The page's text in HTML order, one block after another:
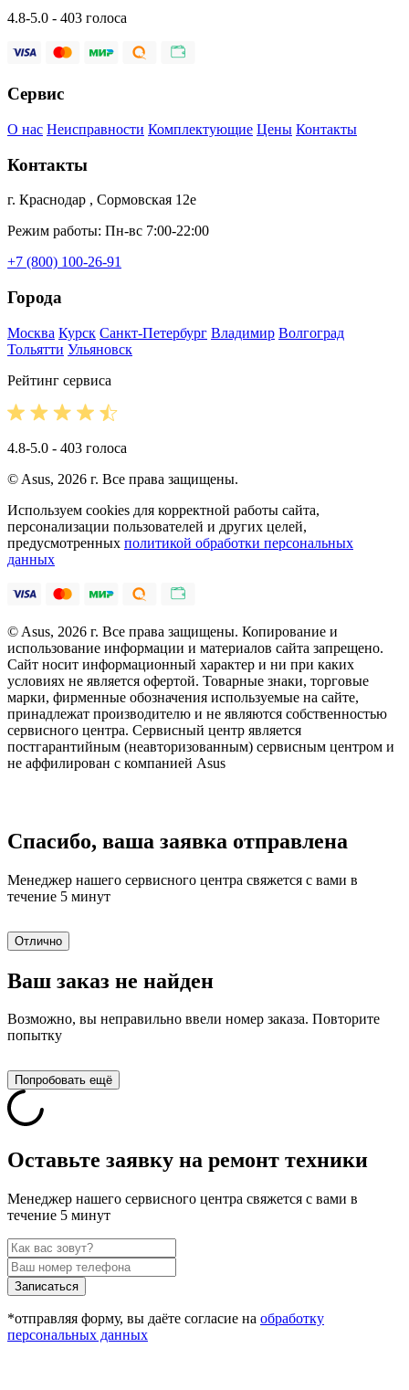
4.8-5.0 - 403 голоса
Сервис
О нас Неисправности Комплектующие Цены Контакты
Контакты
г. Краснодар , Сормовская 12е
Режим работы: Пн-вс 7:00-22:00
+7 (800) 100-26-91
Города
Москва Курск Санкт-Петербург Владимир Волгоград
Тольятти Ульяновск
Рейтинг сервиса
4.8-5.0 - 403 голоса
© Asus, 2026 г. Все права защищены.
Используем cookies для корректной работы сайта,
персонализации пользователей и других целей,
предусмотренных политикой обработки персональных
данных
© Asus, 2026 г. Все права защищены. Копирование и
использование информации и материалов сайта запрещено.
Сайт носит информационный характер и ни при каких
условиях не является офертой. Товарные знаки, торговые
марки, фирменные обозначения используемые на сайте,
принадлежат производителю и не являются собственностью
сервисного центра. Сервисный центр является
постгарантийным (неавторизованным) сервисным центром и
не аффилирован с компанией Asus
Спасибо, ваша заявка отправлена
Менеджер нашего сервисного центра свяжется с вами в
течение 5 минут
Отлично
Ваш заказ не найден
Возможно, вы неправильно ввели номер заказа. Повторите
попытку
Попробовать ещё
Оставьте заявку на ремонт техники
Менеджер нашего сервисного центра свяжется с вами в
течение 5 минут
Записаться
*отправляя форму, вы даёте согласие на обработку
персональных данных